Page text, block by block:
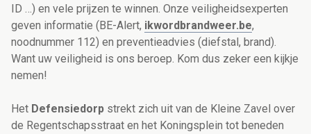
ID …) en vele prijzen te winnen. Onze veiligheidsexperten
geven informatie (BE-Alert, ikwordbrandweer.be,
noodnummer 112) en preventieadvies (diefstal, brand).
Want uw veiligheid is ons beroep. Kom dus zeker een kijkje
nemen!
Het Defensiedorp strekt zich uit van de Kleine Zavel over
de Regentschapsstraat en het Koningsplein tot beneden